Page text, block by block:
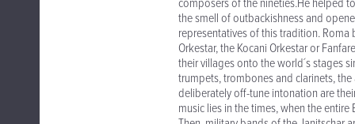
composers of the nineties.He helped
the smell of outbackishness and
representatives of this tradition.
Orkestar, the Kocani Orkestar or
their villages onto the world´s stages
trumpets, trombones and clarinets,
deliberately off-tune intonation are
music lies in the times, when the